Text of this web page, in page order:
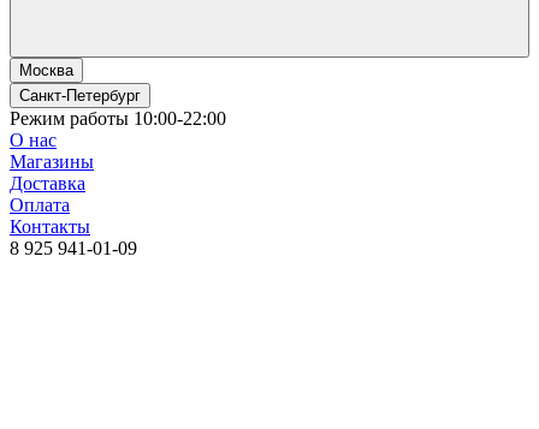
Москва
Санкт-Петербург
Режим работы 10:00-22:00
О нас
Магазины
Доставка
Оплата
Контакты
8 925 941-01-09